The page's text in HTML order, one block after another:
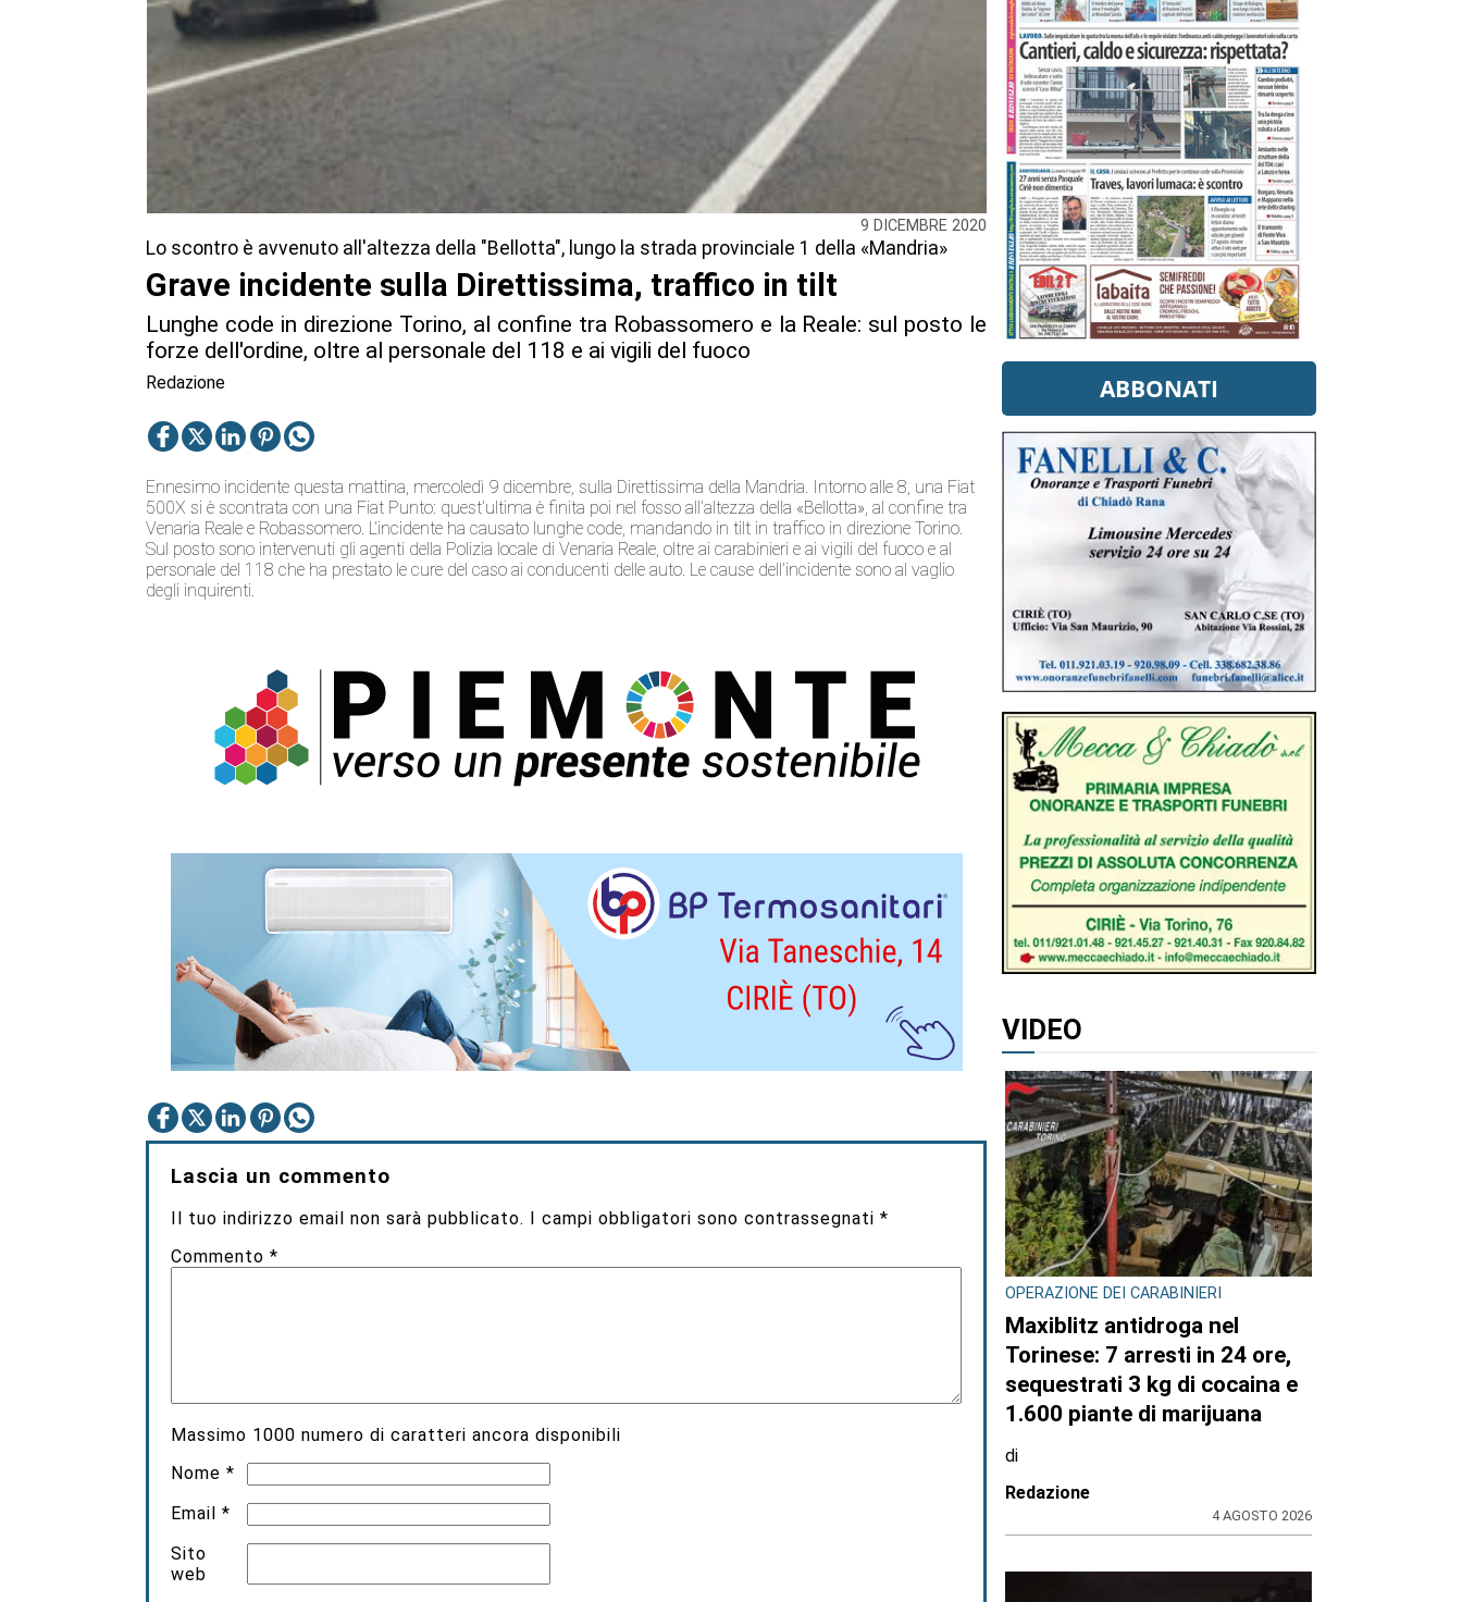
9 DICEMBRE 2020
Lo scontro è avvenuto all'altezza della "Bellotta", lungo la strada provinciale 1 della «Mandria»
Grave incidente sulla Direttissima, traffico in tilt
Lunghe code in direzione Torino, al confine tra Robassomero e la Reale: sul posto le
forze dell'ordine, oltre al personale del 118 e ai vigili del fuoco
Redazione
Ennesimo incidente questa mattina, mercoledì 9 dicembre, sulla Direttissima della Mandria. Intorno alle 8, una Fiat
500X si è scontrata con una Fiat Punto: quest’ultima è finita poi nel fosso all’altezza della «Bellotta», al confine tra
Venaria Reale e Robassomero. L’incidente ha causato lunghe code, mandando in tilt in traffico in direzione Torino.
Sul posto sono intervenuti gli agenti della Polizia locale di Venaria Reale, oltre ai carabinieri e ai vigili del fuoco e al
personale del 118 che ha prestato le cure del caso ai conducenti delle auto. Le cause dell’incidente sono al vaglio
degli inquirenti.
Lascia un commento
Il tuo indirizzo email non sarà pubblicato. I campi obbligatori sono contrassegnati*
Commento*
Massimo 1000 numero di caratteri ancora disponibili
Nome*
Email*
Sito
web
ABBONATI
VIDEO
OPERAZIONE DEI CARABINIERI
Maxiblitz antidroga nel
Torinese: 7 arresti in 24 ore,
sequestrati 3 kg di cocaina e
1.600 piante di marijuana
di
Redazione
4 AGOSTO 2026